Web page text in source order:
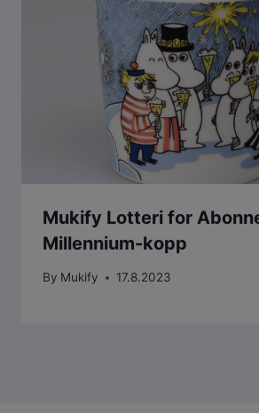
Mukify Lotteri for
Millennium-kopp
By Mukify 17.8.2023